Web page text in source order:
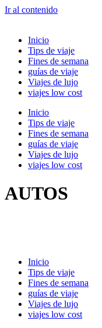
Ir al contenido
Inicio
Tips de viaje
Fines de semana
guías de viaje
Viajes de lujo
viajes low cost
Inicio
Tips de viaje
Fines de semana
guías de viaje
Viajes de lujo
viajes low cost
AUTOS
Inicio
Tips de viaje
Fines de semana
guías de viaje
Viajes de lujo
viajes low cost